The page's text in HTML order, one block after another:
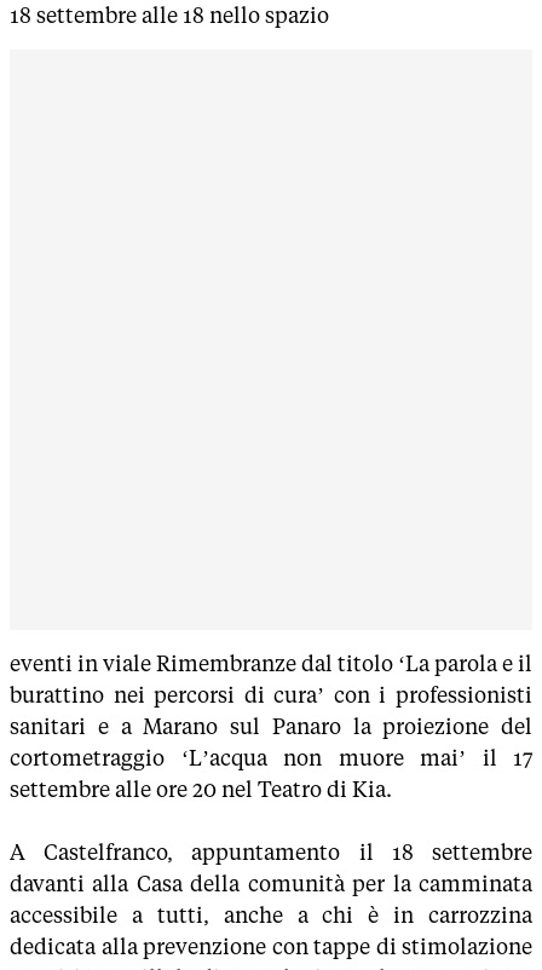
18 settembre alle 18 nello spazio
eventi in viale Rimembranze dal titolo ‘La parola e il
burattino nei percorsi di cura’ con i professionisti
sanitari e a Marano sul Panaro la proiezione del
cortometraggio ‘L’acqua non muore mai’ il 17
settembre alle ore 20 nel Teatro di Kia.
A Castelfranco, appuntamento il 18 settembre
davanti alla Casa della comunità per la camminata
accessibile a tutti, anche a chi è in carrozzina
dedicata alla prevenzione con tappe di stimolazione